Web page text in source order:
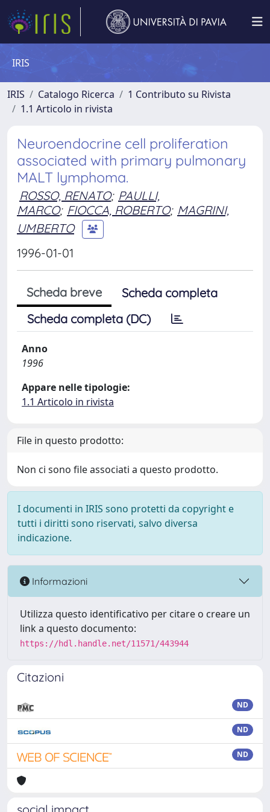
IRIS
IRIS Catalogo Ricerca
1 Contributo su Rivista
1.1 Articolo in rivista
Neuroendocrine cell proliferation
associated with primary pulmonary
MALT lymphoma.
ROSSO, RENATO; PAULLI,
MARCO; FIOCCA, ROBERTO; MAGRINI,
UMBERTO
1996-01-01
Scheda breve
Scheda completa
Scheda completa (DC)
Anno
1996
Appare nelle tipologie:
1.1 Articolo in rivista
File in questo prodotto:
Non ci sono file associati a questo prodotto.
I documenti in IRIS sono protetti da copyright e
tutti i diritti sono riservati, salvo diversa
indicazione.
Informazioni
Utilizza questo identificativo per citare o creare un
link a questo documento:
https://hdl.handle.net/11571/443944
Citazioni
ND
ND
ND